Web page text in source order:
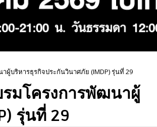
บริหารธุรกิจประกันวินาศภัย (IMDP) รุ่นที่ 29
มโครงการพัฒนาผู้
รุ่นที่ 29